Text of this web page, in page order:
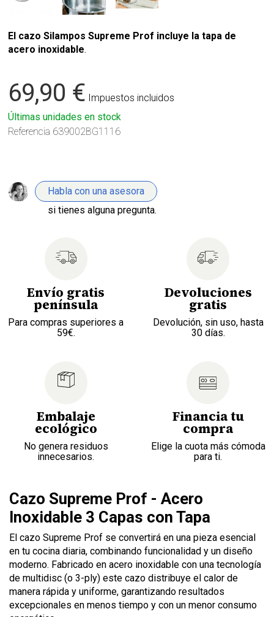
El cazo Silampos Supreme Prof incluye la tapa de
acero inoxidable.
69,90 € Impuestos incluidos
Últimas unidades en stock
Referencia 639002BG1116
Habla con una asesora
si tienes alguna pregunta.
Envío gratis
península
Para compras superiores a
59€.
Devoluciones
gratis
Devolución, sin uso, hasta
30 días.
Embalaje
ecológico
No genera residuos
innecesarios.
Financia tu
compra
Elige la cuota más cómoda
para ti.
Cazo Supreme Prof - Acero
Inoxidable 3 Capas con Tapa
El cazo Supreme Prof se convertirá en una pieza esencial
en tu cocina diaria, combinando funcionalidad y un diseño
moderno. Fabricado en acero inoxidable con una tecnología
de multidisc (o 3-ply) este cazo distribuye el calor de
manera rápida y uniforme, garantizando resultados
excepcionales en menos tiempo y con un menor consumo